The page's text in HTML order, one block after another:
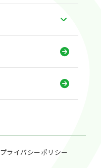
プライバシーポリシー